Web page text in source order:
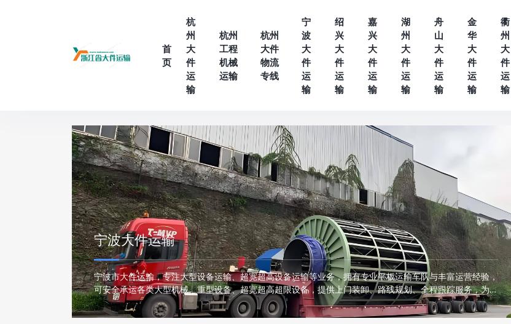
首
页
杭
州
大
件
运
输
杭州
工程
机械
运输
杭州
大件
物流
专线
宁
波
大
件
运
输
绍
兴
大
件
运
输
嘉
兴
大
件
运
输
湖
州
大
件
运
输
舟
山
大
件
运
输
金
华
大
件
运
输
衢
州
大
件
运
输
宁波大件运输
宁波市大件运输，专注大型设备运输、超宽超高设备运输等业务，拥有专业平板运输车队与丰富运营经验，
可安全承运各类大型机械、重型设备、超宽超高超限设备，提供上门装卸、路线规划、全程跟踪服务，为客
户提供安全、高效、省心的宁波市大件运输解决方案。